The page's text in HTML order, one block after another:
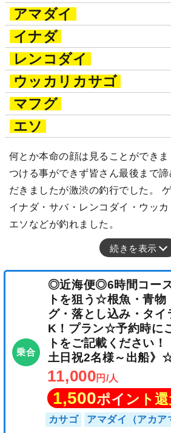
アマダイ
イナダ
レンコダイ
ウッカリカサゴ
マフグ
エソ
何とか本命の顔は見ることができ
つける事ができず皆さん最後まで
だきましたが激渋の釣行でした。
イナダ・サバ・レンコダイ・ウッカ
エソなどが釣れました。
続きを表示